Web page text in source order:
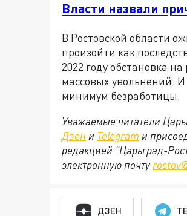
Власти назвали
В Ростовской области
произойти как
2022 году обстановка
массовых увольнений.
минимум безработицы.
Уважаемые читатели
Дзен и Telegram и
редакцией "Царьград-
электронную почту
ДЗЕН